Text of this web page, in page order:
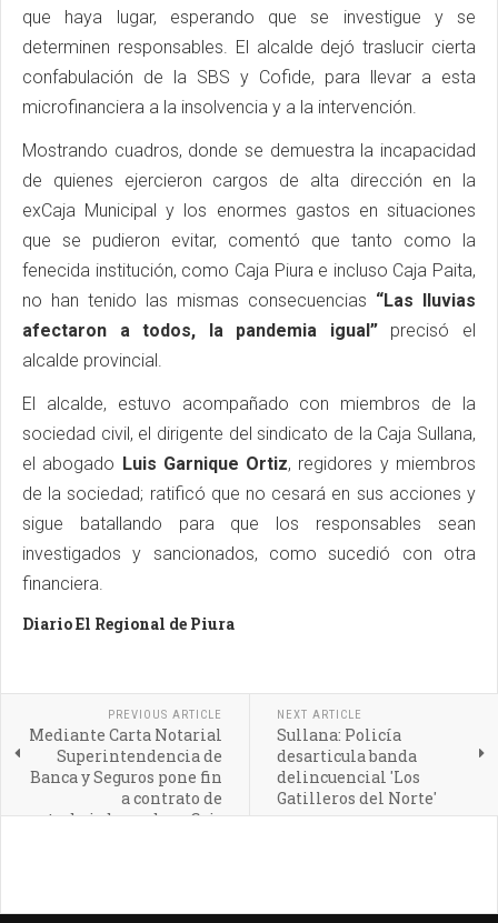
que haya lugar, esperando que se investigue y se
determinen responsables. El alcalde dejó traslucir cierta
confabulación de la SBS y Cofide, para llevar a esta
microfinanciera a la insolvencia y a la intervención.
Mostrando cuadros, donde se demuestra la incapacidad
de quienes ejercieron cargos de alta dirección en la
exCaja Municipal y los enormes gastos en situaciones
que se pudieron evitar, comentó que tanto como la
fenecida institución, como Caja Piura e incluso Caja Paita,
no han tenido las mismas consecuencias “Las lluvias
afectaron a todos, la pandemia igual”precisó el
alcalde provincial.
El alcalde, estuvo acompañado con miembros de la
sociedad civil, el dirigente del sindicato de la Caja Sullana,
el abogado Luis Garnique Ortiz, regidores y miembros
de la sociedad; ratificó que no cesará en sus acciones y
sigue batallando para que los responsables sean
investigados y sancionados, como sucedió con otra
financiera.
Diario El Regional de Piura
PREVIOUS ARTICLE
Mediante Carta Notarial
Superintendencia de
Banca y Seguros pone fin
a contrato de
trabajadores de exCaja
NEXT ARTICLE
Sullana: Policía
desarticula banda
delincuencial 'Los
Gatilleros del Norte'